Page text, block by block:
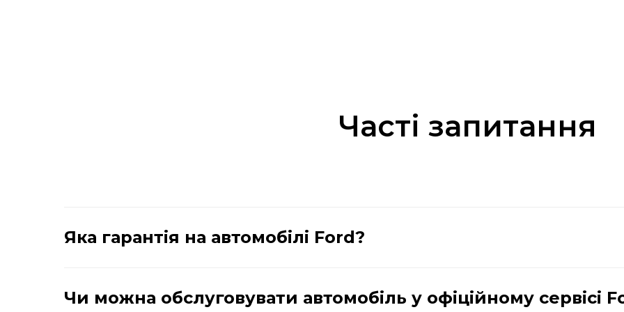
Часті запитання
Яка гарантія на автомобілі Ford?
Чи можна обслуговувати автомобіль у офіційному сервісі